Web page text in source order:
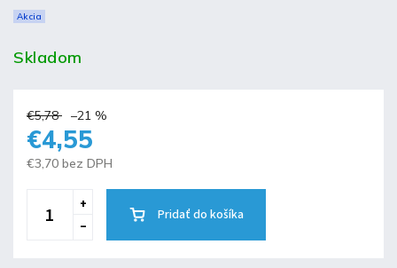
Akcia
Skladom
€5,78 –21 %
€4,55
€3,70 bez DPH
Pridať do košíka